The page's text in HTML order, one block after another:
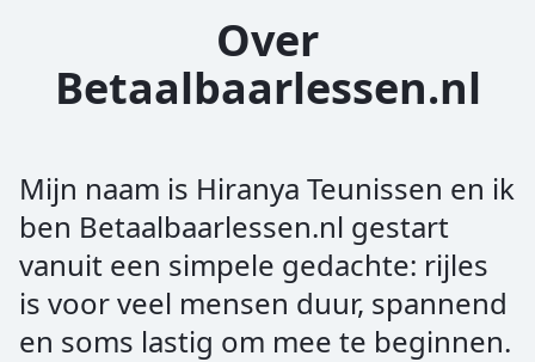
Over
Betaalbaarlessen.nl
Mijn naam is Hiranya Teunissen en ik
ben Betaalbaarlessen.nl gestart
vanuit een simpele gedachte: rijles
is voor veel mensen duur, spannend
en soms lastig om mee te beginnen.